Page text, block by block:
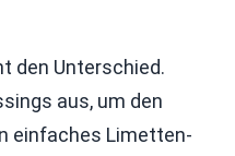
den Unterschied.
aus, um den
einfaches Limetten-